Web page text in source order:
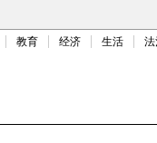
教育 经济 生活